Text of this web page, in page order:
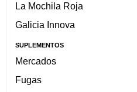
La Mochila Roja
Galicia Innova
SUPLEMENTOS
Mercados
Fugas